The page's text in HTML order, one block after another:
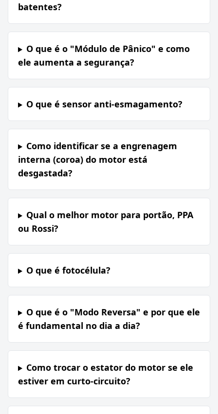
batentes?
O que é o "Módulo de Pânico" e como
ele aumenta a segurança?
O que é sensor anti-esmagamento?
Como identificar se a engrenagem
interna (coroa) do motor está
desgastada?
Qual o melhor motor para portão, PPA
ou Rossi?
O que é fotocélula?
O que é o "Modo Reversa" e por que ele
é fundamental no dia a dia?
Como trocar o estator do motor se ele
estiver em curto-circuito?